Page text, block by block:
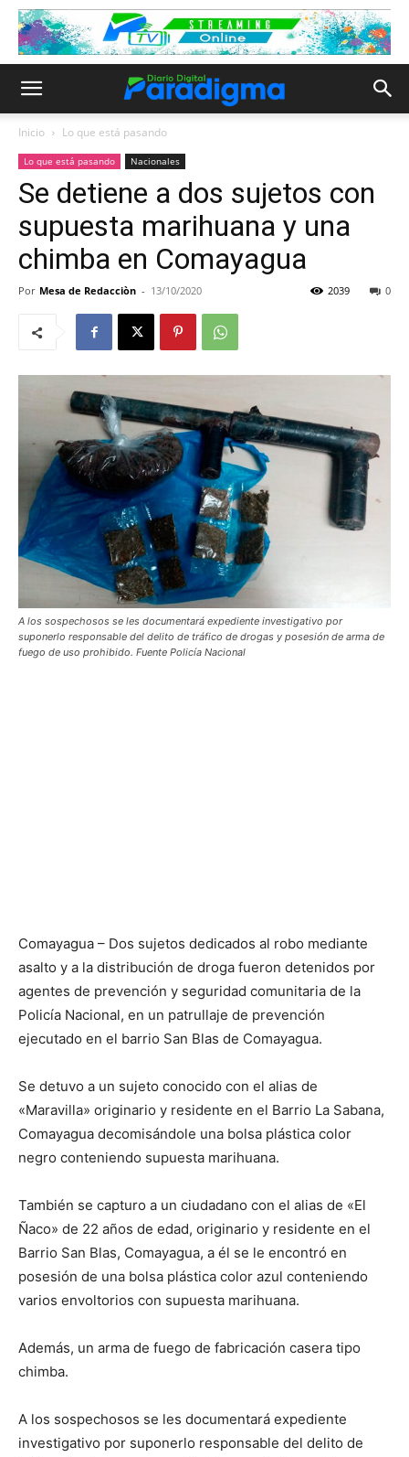
Inicio Lo que está pasando
Lo que está pasando Nacionales
Se detiene a dos sujetos con
supuesta marihuana y una
chimba en Comayagua
Por Mesa de Redacciòn - 13/10/2020 0
2039
A los sospechosos se les documentará expediente investigativo por
suponerlo responsable del delito de tráfico de drogas y posesión de arma de
fuego de uso prohibido. Fuente Policía Nacional
Comayagua – Dos sujetos dedicados al robo mediante
asalto y a la distribución de droga fueron detenidos por
agentes de prevención y seguridad comunitaria de la
Policía Nacional, en un patrullaje de prevención
ejecutado en el barrio San Blas de Comayagua.
Se detuvo a un sujeto conocido con el alias de
«Maravilla» originario y residente en el Barrio La Sabana,
Comayagua decomisándole una bolsa plástica color
negro conteniendo supuesta marihuana.
También se capturo a un ciudadano con el alias de «El
Ñaco» de 22 años de edad, originario y residente en el
Barrio San Blas, Comayagua, a él se le encontró en
posesión de una bolsa plástica color azul conteniendo
varios envoltorios con supuesta marihuana.
Además, un arma de fuego de fabricación casera tipo
chimba.
A los sospechosos se les documentará expediente
investigativo por suponerlo responsable del delito de